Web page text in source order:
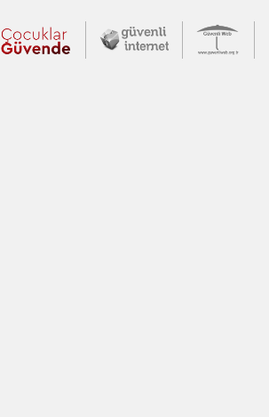
İletişim Merkezi
Çocuklar Güvende (yeni
Güvenli